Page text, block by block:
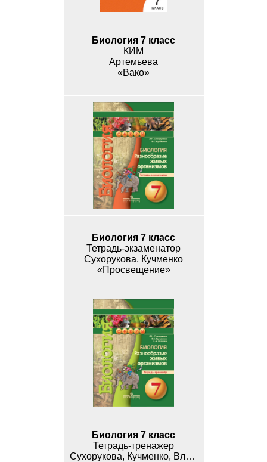
Биология 7 класс
КИМ
Артемьева
«Вако»
Биология 7 класс
Тетрадь-экзаменатор
Сухорукова, Кучменко
«Просвещение»
Биология 7 класс
Тетрадь-тренажер
Сухорукова, Кучменко, Власова